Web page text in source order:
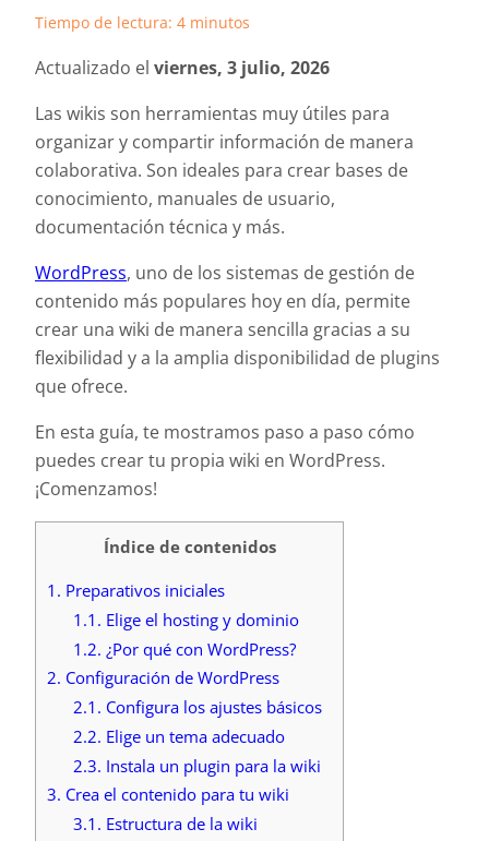
Tiempo de lectura: 4 minutos
Actualizado el viernes, 3 julio, 2026
Las wikis son herramientas muy útiles para
organizar y compartir información de manera
colaborativa. Son ideales para crear bases de
conocimiento, manuales de usuario,
documentación técnica y más.
WordPress, uno de los sistemas de gestión de
contenido más populares hoy en día, permite
crear una wiki de manera sencilla gracias a su
flexibilidad y a la amplia disponibilidad de plugins
que ofrece.
En esta guía, te mostramos paso a paso cómo
puedes crear tu propia wiki en WordPress.
¡Comenzamos!
Índice de contenidos
1. Preparativos iniciales
1.1. Elige el hosting y dominio
1.2. ¿Por qué con WordPress?
2. Configuración de WordPress
2.1. Configura los ajustes básicos
2.2. Elige un tema adecuado
2.3. Instala un plugin para la wiki
3. Crea el contenido para tu wiki
3.1. Estructura de la wiki